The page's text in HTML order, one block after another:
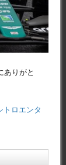
ありがと
トロエンタ